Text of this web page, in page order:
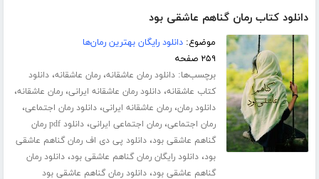
دانلود کتاب رمان گناهم عاشقی بود
موضوع:دانلود رایگان بهترین رمان‌ها
۲۵۹ صفحه
برچسب‌ها:دانلود رمان عاشقانه،رمان عاشقانه،دانلود
کتاب عاشقانه،دانلود رمان عاشقانه ایرانی،رمان عاشقانه،
دانلود رمان،رمان عاشقانه ایرانی،دانلود رمان اجتماعی،
رمان اجتماعی،رمان اجتماعی ایرانی،
دانلود pdf رمان
گناهم عاشقی بود،دانلود پی دی اف رمان گناهم عاشقی
بود،دانلود رایگان رمان گناهم عاشقی بود،دانلود رمان
گناهم عاشقی بود،دانلود رمان گناهم عاشقی بود